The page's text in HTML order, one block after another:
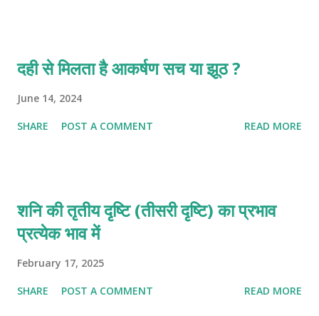
दही से मिलता है आकर्षण सच या झूठ ?
June 14, 2024
SHARE POST A COMMENT READ MORE
शनि की तृतीय दृष्टि (तीसरी दृष्टि) का प्रभाव
प्रत्येक भाव में
February 17, 2025
SHARE POST A COMMENT READ MORE